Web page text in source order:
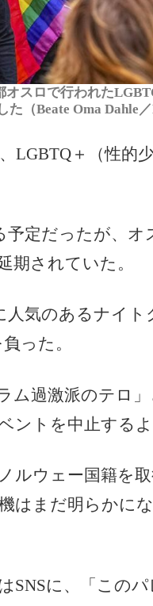
オスロで行われた
た（Beate Oma Dahle
LGBTQ＋（性的
定だったが、 オ
期されていた。
人気のあるナイ
った。
ム過激派のテロ
ントを中止するよ
ルウェー国籍を
はまだ明らかに
SNSに、「この